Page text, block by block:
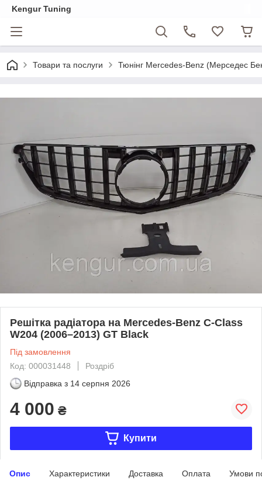
Kengur Tuning
Товари та послуги Тюнінг Mercedes-Benz (Мерседес
Решітка радіатора на Mercedes-Benz C-Class
W204 (2006–2013) GT Black
Під замовлення
Код: 000031448
Роздріб
Відправка з 14 серпня 2026
4 000 ₴
Купити
Опис Характеристики Доставка Оплата Умови